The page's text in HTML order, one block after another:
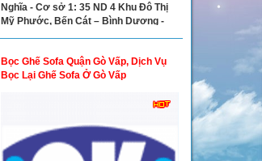
Nghĩa - Cơ sở 1: 35 ND 4 Khu Đô Thị
Mỹ Phước, Bến Cát – Bình Dương -
Bọc Ghế Sofa Quận Gò Vấp, Dịch Vụ
Bọc Lại Ghế Sofa Ở Gò Vấp